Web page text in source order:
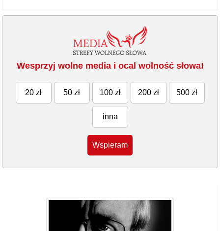
Wesprzyj wolne media i ocal wolność słowa!
20 zł 50 zł 100 zł 200 zł 500 zł
inna
Wspieram